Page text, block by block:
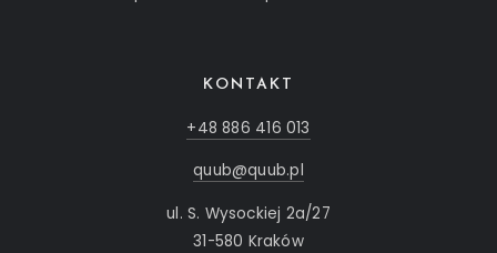
KONTAKT
+48 886 416 013
quub@quub.pl
ul. S. Wysockiej 2a/27
31-580 Kraków